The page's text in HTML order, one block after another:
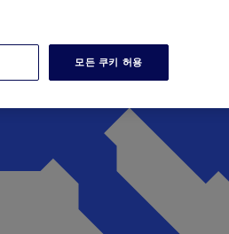
모든 쿠키 허용